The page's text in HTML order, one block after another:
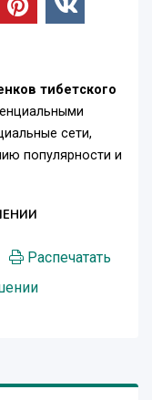
тибетского
сети,
популярности и
Распечатать